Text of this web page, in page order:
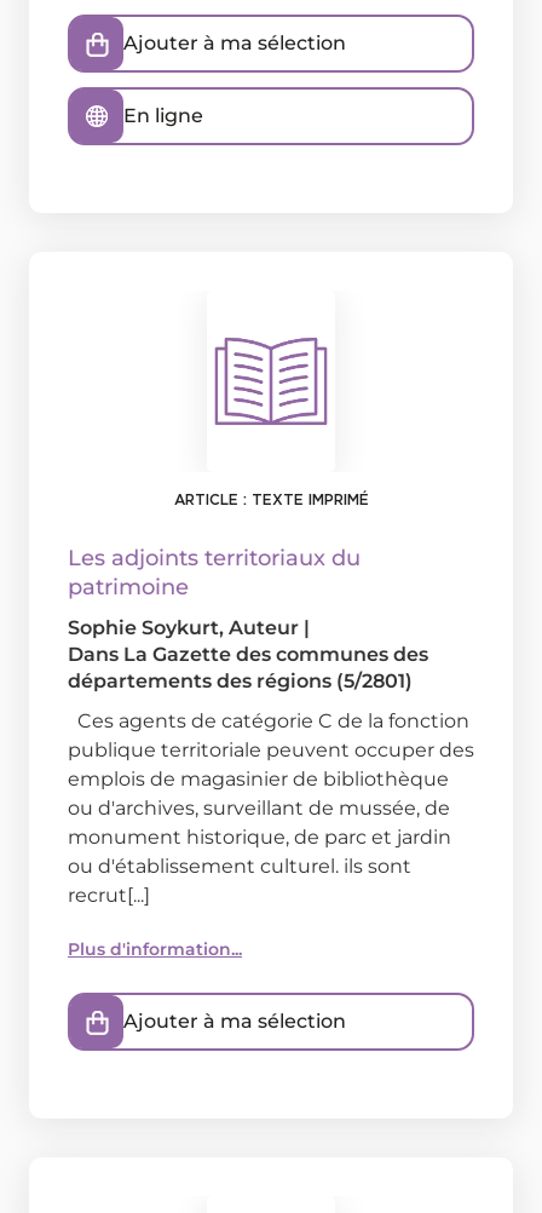
Ajouter à ma sélection
En ligne
ARTICLE : TEXTE IMPRIMÉ
Les adjoints territoriaux du
patrimoine
Sophie Soykurt, Auteur |
Dans La Gazette des communes des
départements des régions (5/2801)
Ces agents de catégorie C de la fonction
publique territoriale peuvent occuper des
emplois de magasinier de bibliothèque
ou d'archives, surveillant de mussée, de
monument historique, de parc et jardin
ou d'établissement culturel. ils sont
recrut[...]
Plus d'information...
Ajouter à ma sélection